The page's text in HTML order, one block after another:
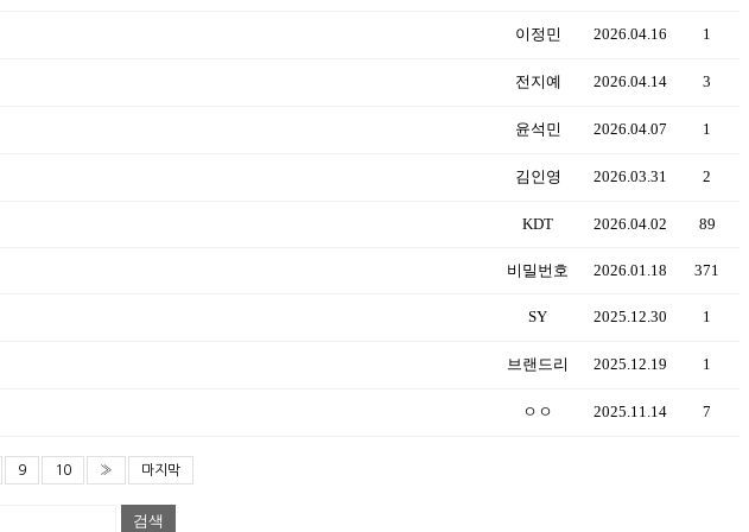
이정민 2026.04.16 1
전지예 2026.04.14 3
윤석민 2026.04.07 1
김인영 2026.03.31 2
KDT 2026.04.02 89
비밀번호 2026.01.18 371
SY 2025.12.30 1
브랜드리 2025.12.19 1
ㅇㅇ 2025.11.14 7
9 10 » 마지막
검색